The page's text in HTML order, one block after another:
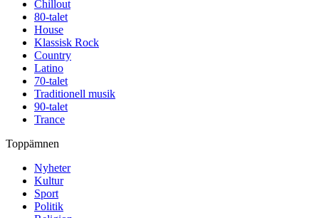
Chillout
80-talet
House
Klassisk Rock
Country
Latino
70-talet
Traditionell musik
90-talet
Trance
Toppämnen
Nyheter
Kultur
Sport
Politik